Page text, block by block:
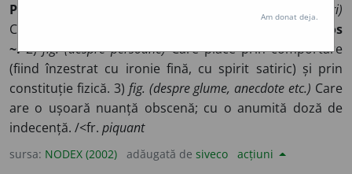
PIC
(despre mâncăruri sau băuturi)
Care are miros și gust înțepător; condimentat; iute.
Sos
~.2)fig. (despre persoane)Care place prin comportare
(fiind înzestrat cu ironie fină, cu spirit satiric) și prin
constituție fizică. 3) fig. (despre glume, anecdote etc.) Care
are o ușoară nuanță obscenă; cu o anumită doză de
indecență. /<fr. piquant
sursa: NODEX (2002) adăugată de siveco acțiuni
Am donat deja.